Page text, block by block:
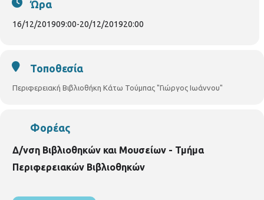
Ώρα
16/12/201909:00-20/12/201920:00
Τοποθεσία
Περιφερειακή Βιβλιοθήκη Κάτω Τούμπας "Γιώργος Ιωάννου"
Φορέας
Δ/νση Βιβλιοθηκών και Μουσείων - Τμήμα
Περιφερειακών Βιβλιοθηκών